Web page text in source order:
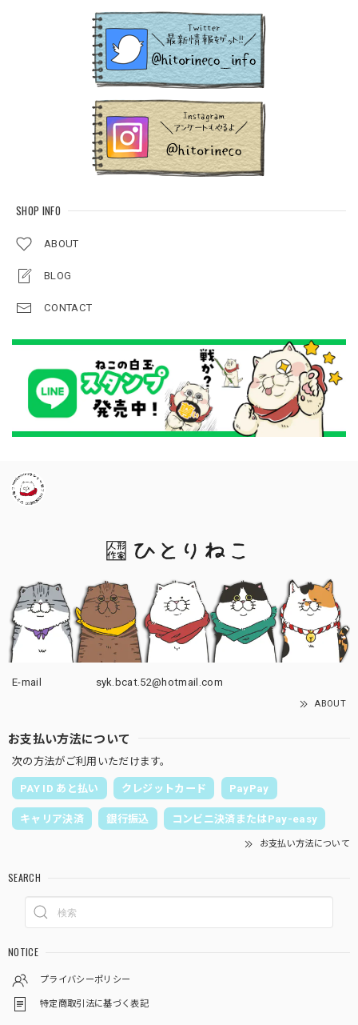
SHOP INFO
ABOUT
BLOG
CONTACT
E-mail syk.bcat.52@hotmail.com
ABOUT
お支払い方法について
次の方法がご利用いただけます。
PAY ID あと払い クレジットカード PayPay
キャリア決済 銀行振込 コンビニ決済またはPay-easy
お支払い方法について
SEARCH
NOTICE
プライバシーポリシー
特定商取引法に基づく表記